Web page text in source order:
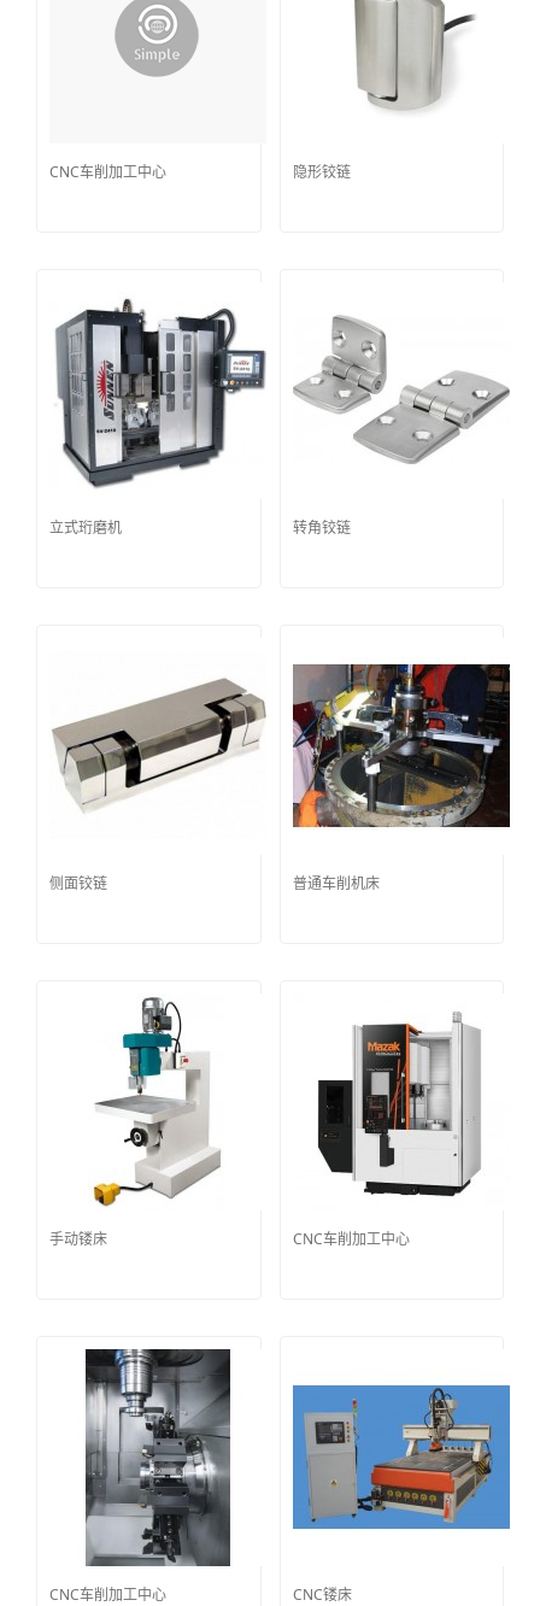
CNC车削加工中心 隐形铰链
立式珩磨机 转角铰链
侧面铰链 普通车削机床
手动镂床 CNC车削加工中心
CNC车削加工中心 CNC镂床